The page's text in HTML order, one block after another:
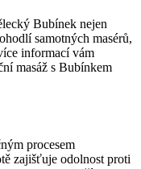
Bubínek nejen
samotných masérů,
informací vám
masáž s Bubínkem
procesem
zajišťuje odolnost proti